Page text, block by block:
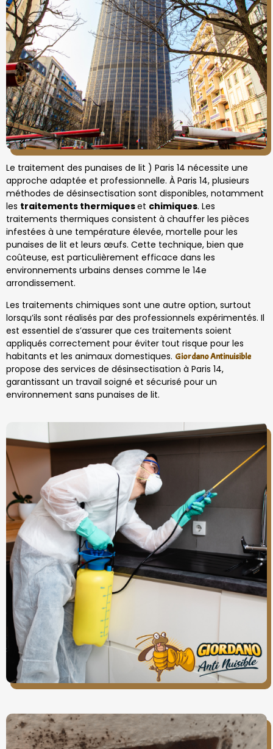
Le traitement des punaises de lit ) Paris 14 nécessite une
approche adaptée et professionnelle. À Paris 14, plusieurs
méthodes de désinsectisation sont disponibles, notamment
les traitements thermiqueset chimiques. Les
traitements thermiques consistent à chauffer les pièces
infestées à une température élevée, mortelle pour les
punaises de lit et leurs œufs. Cette technique, bien que
coûteuse, est particulièrement efficace dans les
environnements urbains denses comme le 14e
arrondissement.
Les traitements chimiques sont une autre option, surtout
lorsqu’ils sont réalisés par des professionnels expérimentés. Il
est essentiel de s’assurer que ces traitements soient
appliqués correctement pour éviter tout risque pour les
habitants et les animaux domestiques. Giordano Antinuisible
propose des services de désinsectisation à Paris 14,
garantissant un travail soigné et sécurisé pour un
environnement sans punaises de lit.